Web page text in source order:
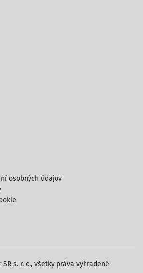
s. r. o., všetky práva vyhradené
osobných údajov